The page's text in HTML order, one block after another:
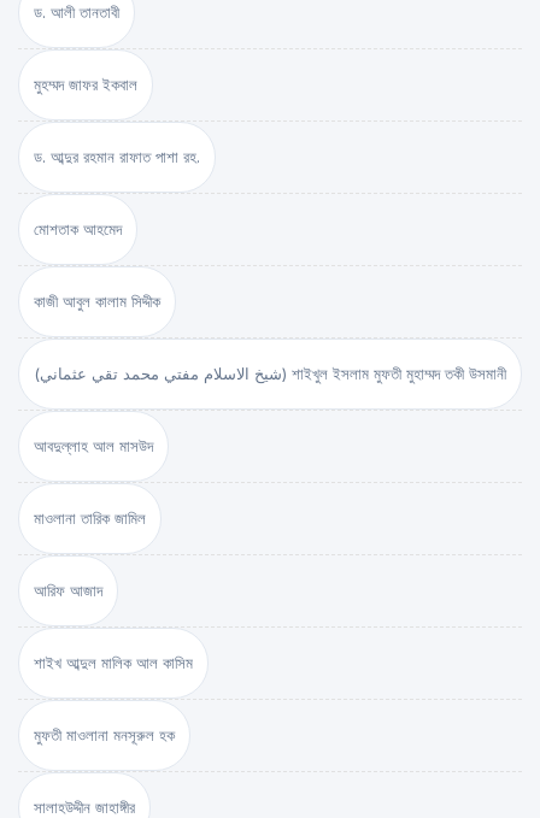
ড. আলী তানতাবী
মুহম্মদ জাফর ইকবাল
ড. আব্দুর রহমান রাফাত পাশা রহ.
মোশতাক আহমেদ
কাজী আবুল কালাম সিদ্দীক
(شيخ الاسلام مفتي محمد تقي عثماني) শাইখুল ইসলাম মুফতী মুহাম্মদ তকী উসমানী
আবদুল্লাহ আল মাসউদ
মাওলানা তারিক জামিল
আরিফ আজাদ
শাইখ আব্দুল মালিক আল কাসিম
মুফতী মাওলানা মনসূরুল হক
সালাহউদ্দীন জাহাঙ্গীর